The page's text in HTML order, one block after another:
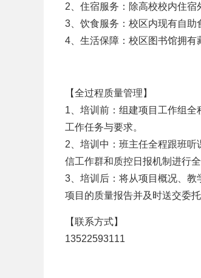
2、住宿服务：除高校校内住宿
3、饮食服务：校区内现有自助
4、生活保障：校区图书馆拥有
【全过程质量管理】
1、培训前：组建项目工作组
工作任务与要求。
2、培训中：班主任全程跟班
信工作群和质控日报机制进行全
3、培训后：将从项目概况、教
项目的质量报告并及时送交委托
【联系方式】
13522593111